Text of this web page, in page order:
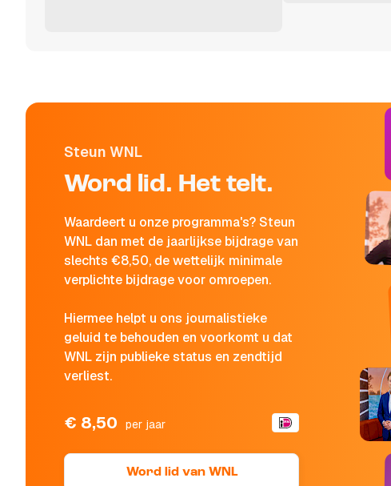
Steun WNL
Word lid. Het telt.
Waardeert u onze programma's? Steun
WNL dan met de jaarlijkse bijdrage van
slechts €8,50, de wettelijk minimale
verplichte bijdrage voor omroepen.
Hiermee helpt u ons journalistieke
geluid te behouden en voorkomt u dat
WNL zijn publieke status en zendtijd
verliest.
€ 8,50 per jaar
Word lid van WNL